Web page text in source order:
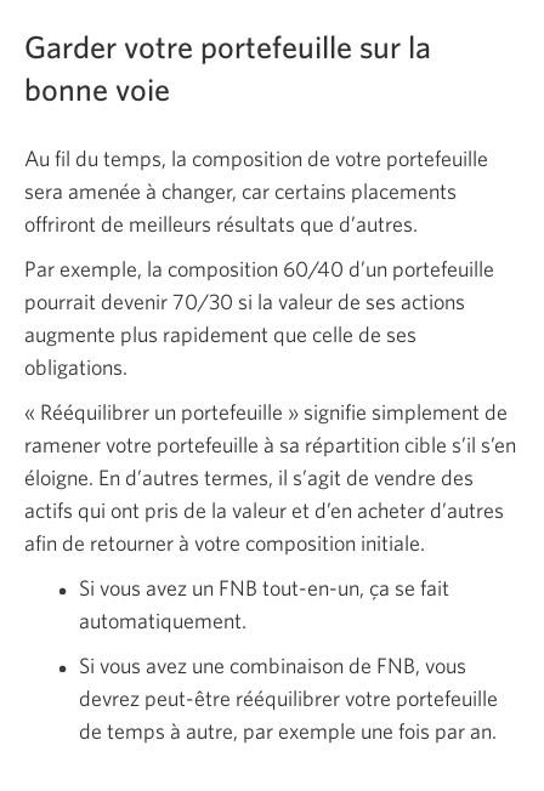
Garder votre portefeuille sur la
bonne voie
Au fil du temps, la composition de votre portefeuille
sera amenée à changer, car certains placements
offriront de meilleurs résultats que d’autres.
Par exemple, la composition 60/40 d’un portefeuille
pourrait devenir 70/30 si la valeur de ses actions
augmente plus rapidement que celle de ses
obligations.
« Rééquilibrer un portefeuille » signifie simplement de
ramener votre portefeuille à sa répartition cible s’il s’en
éloigne. En d’autres termes, il s’agit de vendre des
actifs qui ont pris de la valeur et d’en acheter d’autres
afin de retourner à votre composition initiale.
Si vous avez un FNB tout-en-un, ça se fait
automatiquement.
Si vous avez une combinaison de FNB, vous
devrez peut-être rééquilibrer votre portefeuille
de temps à autre, par exemple une fois par an.